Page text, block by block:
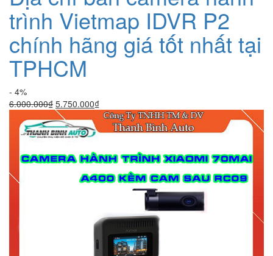
trình Vietmap IDVR P2
chính hãng giá tốt nhất tại
TPHCM
- 4%
6.000.000₫ Giá
gốc
là:
6.000.000₫.
5.750.000₫Giá
hiện
tại
5.750.000₫.